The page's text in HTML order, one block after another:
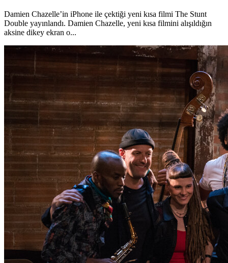
Damien Chazelle’in iPhone ile çektiği yeni kısa filmi The Stunt
Double yayınlandı. Damien Chazelle, yeni kısa filmini alışıldığın
aksine dikey ekran o...